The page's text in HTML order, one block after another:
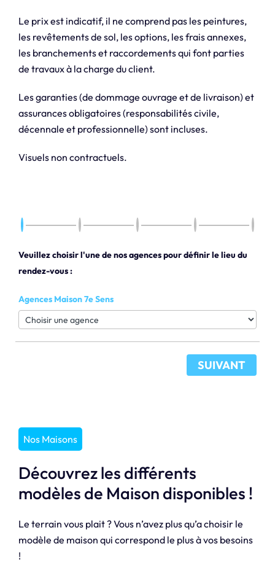
Le prix est indicatif, il ne comprend pas les peintures,
les revêtements de sol, les options, les frais annexes,
les branchements et raccordements qui font parties
de travaux à la charge du client.
Les garanties (de dommage ouvrage et de livraison) et
assurances obligatoires (responsabilités civile,
décennale et professionnelle) sont incluses.
Visuels non contractuels.
Veuillez choisir l'une de nos agences pour définir le lieu du
rendez-vous :
Agences Maison 7e Sens
SUIVANT
Nos Maisons
Découvrez les différents
modèles de Maison disponibles !
Le terrain vous plait ? Vous n’avez plus qu’a choisir le
modèle de maison qui correspond le plus à vos besoins
!